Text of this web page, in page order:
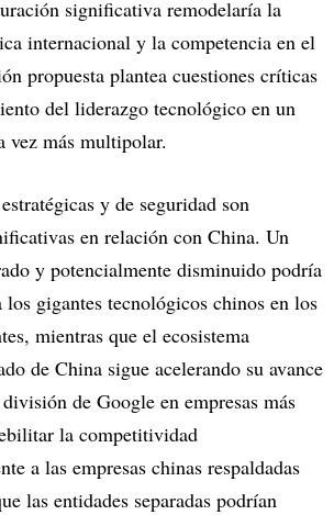
significativa remodelaría la
internacional y la competencia en el
propuesta plantea cuestiones críticas
del liderazgo tecnológico en un
vez más multipolar.
y de seguridad son
en relación con China. Un
y potencialmente disminuido podría
los gigantes tecnológicos chinos en los
mientras que el ecosistema
de China sigue acelerando su avance
de Google en empresas más
la competitividad
a las empresas chinas respaldadas
las entidades separadas podrían